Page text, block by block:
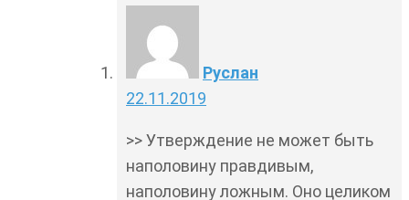
Руслан
22.11.2019
>> Утверждение не может быть
наполовину правдивым,
наполовину ложным. Оно целиком